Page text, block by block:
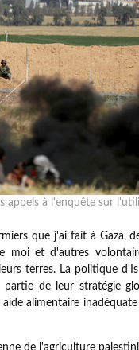
appels à l'enquête sur
que j'ai fait à Gaza,
moi et d'autres
terres. La politique
de leur stratégie
alimentaire
de l'agriculture